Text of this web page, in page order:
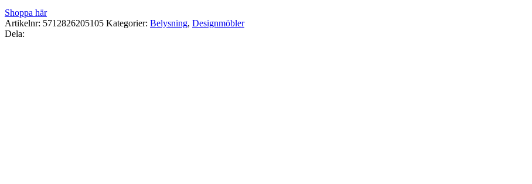
Shoppa här
Artikelnr: 5712826205105 Kategorier: Belysning, Designmöbler
Dela: